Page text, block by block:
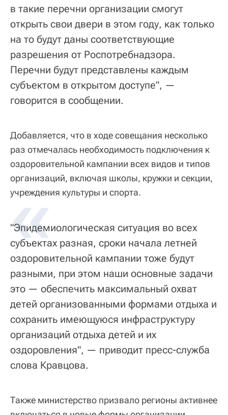
в такие перечни организации смогут
открыть свои двери в этом году, как только
на то будут даны соответствующие
разрешения от Роспотребнадзора.
Перечни будут представлены каждым
субъектом в открытом доступе", —
говорится в сообщении.
Добавляется, что в ходе совещания несколько
раз отмечалась необходимость подключения к
оздоровительной кампании всех видов и типов
организаций, включая школы, кружки и секции,
учреждения культуры и спорта.
«
"Эпидемиологическая ситуация во всех
субъектах разная, сроки начала летней
оздоровительной кампании тоже будут
разными, при этом наши основные задачи
это — обеспечить максимальный охват
детей организованными формами отдыха и
сохранить имеющуюся инфраструктуру
организаций отдыха детей и их
оздоровления", — приводит пресс-служба
слова Кравцова.
Также министерство призвало регионы активнее